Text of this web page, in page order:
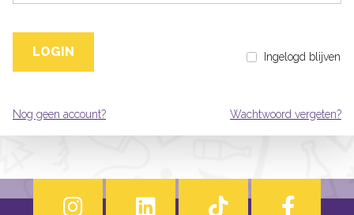
Ingelogd blijven
Nog geen account? Wachtwoord vergeten?